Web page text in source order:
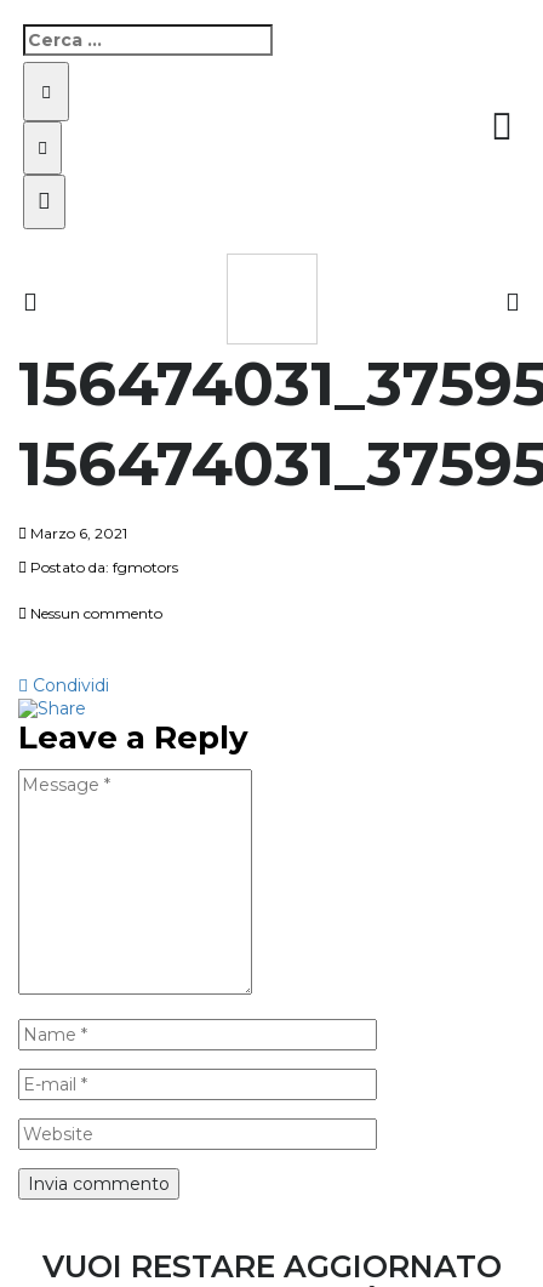
Marzo 6, 2021
Postato da: fgmotors
Nessun commento
Condividi
Leave a Reply
VUOI RESTARE AGGIORNATO